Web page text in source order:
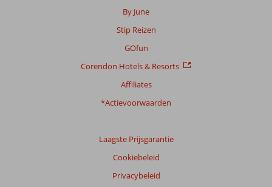
By June
Stip Reizen
GOfun
Corendon Hotels & Resorts
Affiliates
*Actievoorwaarden
Laagste Prijsgarantie
Cookiebeleid
Privacybeleid